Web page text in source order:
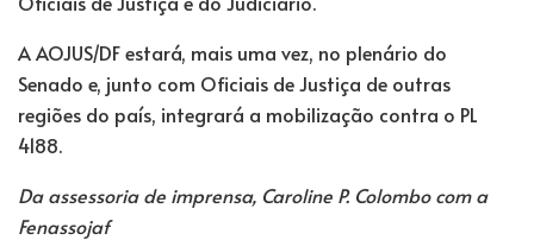
A AOJUS/DF estará, mais uma vez, no plenário do
Senado e, junto com Oficiais de Justiça de outras
regiões do país, integrará a mobilização contra o PL
4188.
Da assessoria de imprensa, Caroline P. Colombo com a
Fenassojaf